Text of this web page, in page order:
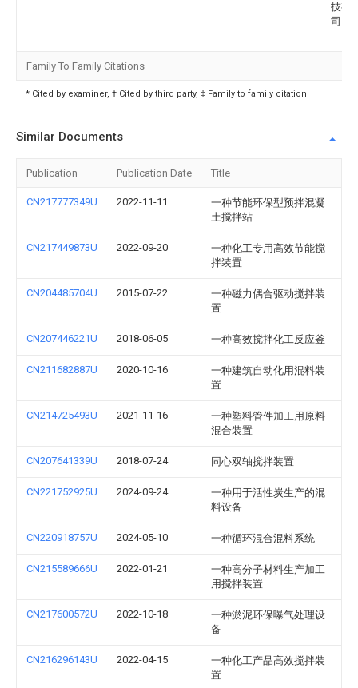
技有
司
Family To Family Citations
* Cited by examiner, † Cited by third party, ‡ Family to family citation
Similar Documents
Publication Publication Date Title
CN217777349U 2022-11-11
一种节能环保型预拌混凝
土搅拌站
CN217449873U 2022-09-20
一种化工专用高效节能搅
拌装置
CN204485704U 2015-07-22
一种磁力偶合驱动搅拌装
置
CN207446221U 2018-06-05 一种高效搅拌化工反应釜
CN211682887U 2020-10-16
一种建筑自动化用混料装
置
CN214725493U 2021-11-16
一种塑料管件加工用原料
混合装置
CN207641339U 2018-07-24 同心双轴搅拌装置
CN221752925U 2024-09-24
一种用于活性炭生产的混
料设备
CN220918757U 2024-05-10 一种循环混合混料系统
CN215589666U 2022-01-21
一种高分子材料生产加工
用搅拌装置
CN217600572U 2022-10-18
一种淤泥环保曝气处理设
备
CN216296143U 2022-04-15
一种化工产品高效搅拌装
置